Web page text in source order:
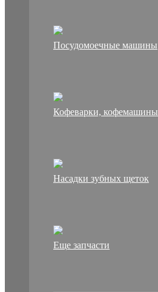
Посудомоечные машины
Кофеварки, кофемашины
Насадки зубных щеток
Еще запчасти